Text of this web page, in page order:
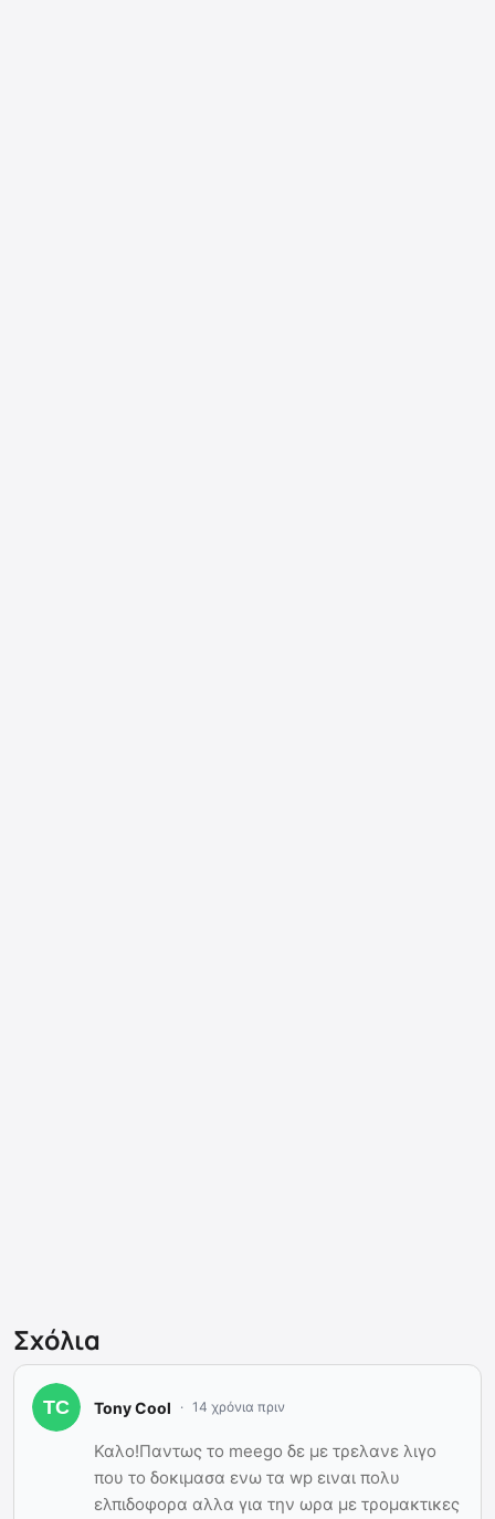
Σχόλια
Tony Cool 14 χρόνια πριν
Καλο!Παντως το meego δε με τρελανε λιγο
που το δοκιμασα ενω τα wp ειναι πολυ
ελπιδοφορα αλλα για την ωρα με τρομακτικες